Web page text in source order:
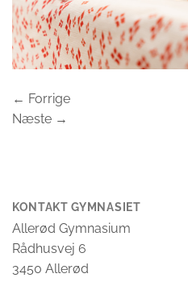
← Forrige
Næste →
KONTAKT GYMNASIET
Allerød Gymnasium
Rådhusvej 6
3450 Allerød